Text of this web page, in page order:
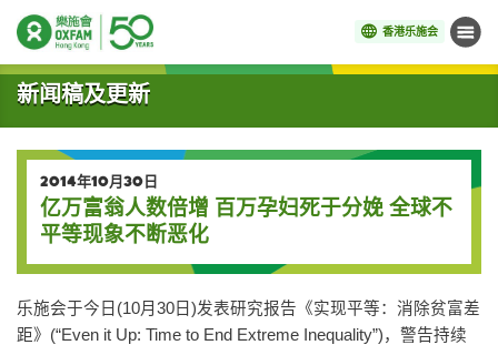
香港乐施会 菜单
开始主要内容
新闻稿及更新
2014年10月30日
亿万富翁人数倍增 百万孕妇死于分娩 全球不
平等现象不断恶化
乐施会于今日(10月30日)发表研究报告《实现平等：消除贫富差
距》(“Even it Up: Time to End Extreme Inequality”)，警告持续